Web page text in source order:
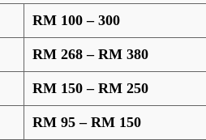
RM 100 – 300
RM 268 – RM 380
RM 150 – RM 250
RM 95 – RM 150